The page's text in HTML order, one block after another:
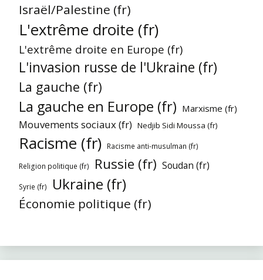
Israël/Palestine (fr)
L'extrême droite (fr)
L'extrême droite en Europe (fr)
L'invasion russe de l'Ukraine (fr)
La gauche (fr)
La gauche en Europe (fr) Marxisme (fr)
Mouvements sociaux (fr) Nedjib Sidi Moussa (fr)
Racisme (fr) Racisme anti-musulman (fr)
Religion politique (fr) Russie (fr) Soudan (fr)
Syrie (fr) Ukraine (fr)
Économie politique (fr)